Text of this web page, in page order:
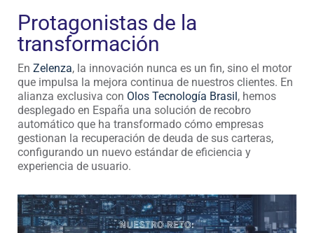
Protagonistas de la
transformación
EnZelenza, la innovación nunca es un fin, sino el motor
que impulsa la mejora continua de nuestros clientes. En
alianza exclusiva con Olos Tecnología Brasil, hemos
desplegado en España una solución de recobro
automático que ha transformado cómo empresas
gestionan la recuperación de deuda de sus carteras,
configurando un nuevo estándar de eficiencia y
experiencia de usuario.